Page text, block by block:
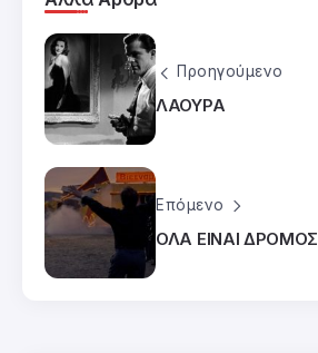
Προηγούμενο
ΛΑΟΥΡΑ
Επόμενο
ΟΛΑ ΕΙΝΑΙ ΔΡΟΜΟΣ